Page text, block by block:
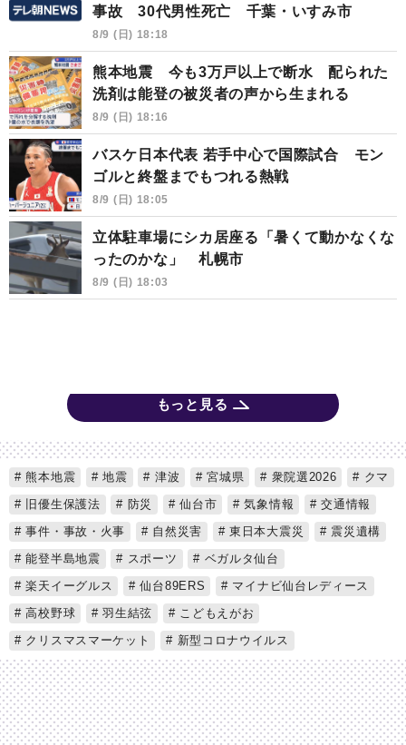
事故 30代男性死亡 千葉・いすみ市
8/9 (日) 18:18
熊本地震 今も3万戸以上で断水 配られた
洗剤は能登の被災者の声から生まれる
8/9 (日) 18:16
バスケ日本代表 若手中心で国際試合 モン
ゴルと終盤までもつれる熱戦
8/9 (日) 18:05
立体駐車場にシカ居座る「暑くて動かなくな
ったのかな」 札幌市
8/9 (日) 18:03
もっと見る
熊本地震 地震 津波 宮城県 衆院選2026
クマ
旧優生保護法
防災 仙台市 気象情報
交通情報
事件・事故・火事
自然災害 東日本大震災
震災遺構
能登半島地震
スポーツ
ベガルタ仙台
楽天イーグルス
仙台89ERS
マイナビ仙台レディース
高校野球
羽生結弦
こどもえがお
クリスマスマーケット
新型コロナウイルス